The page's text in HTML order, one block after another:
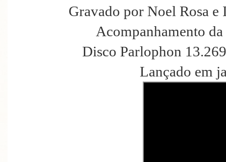
Gravado por Noel Rosa
Acompanhamento
Disco Parlophon
Lançado em